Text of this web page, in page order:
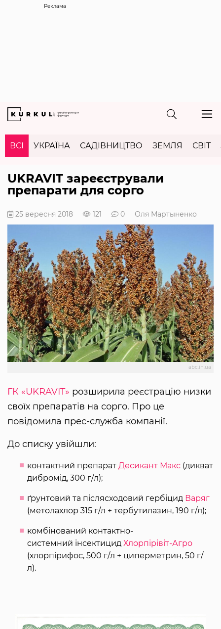
Реклама
ВСІ УКРАЇНА САДІВНИЦТВО ЗЕМЛЯ СВІТ
UKRAVIT зареєстрували
препарати для сорго
25 вересня 2018 121 0 Оля Мартыненко
abc.in.ua
ГК «UKRAVIT» розширила реєстрацію низки
своїх препаратів на сорго. Про це
повідомила прес-служба компанії.
До списку увійшли:
контактний препарат Десикант Макс (дикват
дибромід, 300 г/л);
ґрунтовий та післясходовий гербіцид Варяг
(метолахлор 315 г/л + тербутилазин, 190 г/л);
комбінований контактно-
системний інсектицид Хлорпірівіт-Агро
(хлорпірифос, 500 г/л + циперметрин, 50 г/
л).